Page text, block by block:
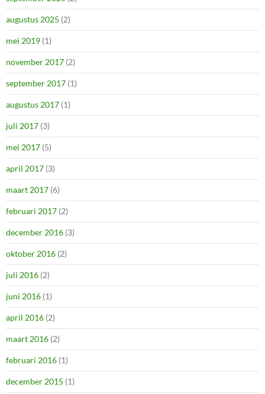
augustus 2025 (2)
mei 2019 (1)
november 2017 (2)
september 2017 (1)
augustus 2017 (1)
juli 2017 (3)
mei 2017 (5)
april 2017 (3)
maart 2017 (6)
februari 2017 (2)
december 2016 (3)
oktober 2016 (2)
juli 2016 (2)
juni 2016 (1)
april 2016 (2)
maart 2016 (2)
februari 2016 (1)
december 2015 (1)